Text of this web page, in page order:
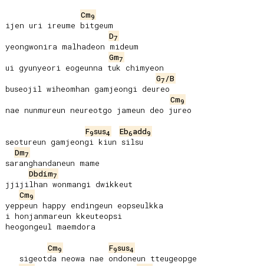
Cm9
ijen uri ireume bitgeum
D7
yeongwonira malhadeon mideum
Gm7
ui gyunyeori eogeunna tuk chimyeon
G7 /B
buseojil wiheomhan gamjeongi deureo
Cm9
nae nunmureun neureotgo jameun deo jureo
F9sus4 Eb6add9
seotureun gamjeongi kiun silsu
Dm7
saranghandaneun mame
Dbdim7
jjijilhan wonmangi dwikkeut
Cm9
yeppeun happy endingeun eopseulkka
i honjanmareun kkeuteopsi
heogongeul maemdora
Cm9 F9sus4